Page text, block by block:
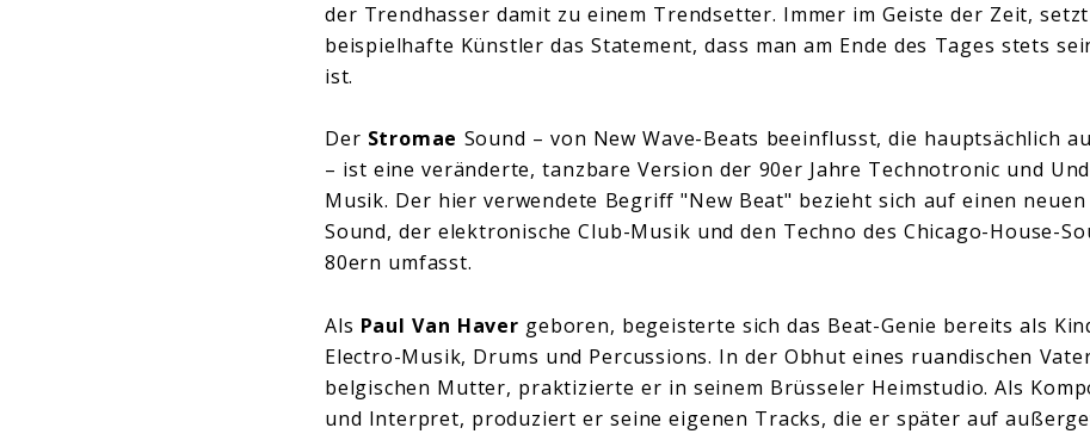
der Trendhasser damit zu einem Trendsetter. Immer im Geiste der Zeit,
beispielhafte Künstler das Statement, dass man am Ende des Tages stets
ist.
Der Stromae Sound – von New Wave-Beats beeinflusst, die hauptsächlich
– ist eine veränderte, tanzbare Version der 90er Jahre Technotronic und
Musik. Der hier verwendete Begriff "New Beat" bezieht sich auf einen
Sound, der elektronische Club-Musik und den Techno des Chicago-House-
80ern umfasst.
Als Paul Van Haver geboren, begeisterte sich das Beat-Genie bereits als
Electro-Musik, Drums und Percussions. In der Obhut eines ruandischen
belgischen Mutter, praktizierte er in seinem Brüsseler Heimstudio. Als
und Interpret, produziert er seine eigenen Tracks, die er später auf